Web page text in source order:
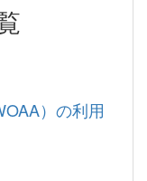
）の利用